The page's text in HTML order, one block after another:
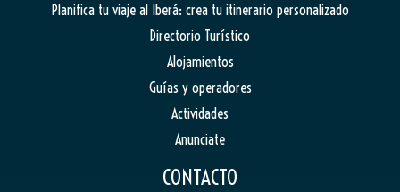
Planifica tu viaje al Iberá: crea tu itinerario personalizado
Directorio Turístico
Alojamientos
Guías y operadores
Actividades
Anunciate
CONTACTO